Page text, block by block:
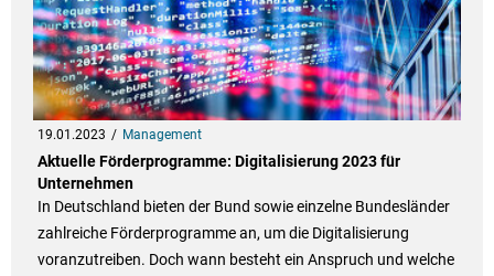
19.01.2023 Management
Aktuelle Förderprogramme: Digitalisierung 2023 für
Unternehmen
In Deutschland bieten der Bund sowie einzelne Bundesländer
zahlreiche Förderprogramme an, um die Digitalisierung
voranzutreiben. Doch wann besteht ein Anspruch und welche